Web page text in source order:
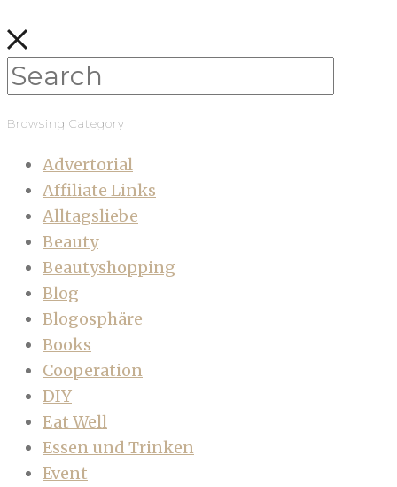
Browsing Category
Advertorial
Affiliate Links
Alltagsliebe
Beauty
Beautyshopping
Blog
Blogosphäre
Books
Cooperation
DIY
Eat Well
Essen und Trinken
Event